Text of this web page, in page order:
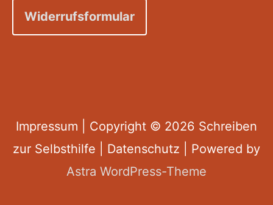
Widerrufsformular
Impressum | Copyright © 2026 Schreiben
zur Selbsthilfe
Datenschutz | Powered by
Astra WordPress-Theme